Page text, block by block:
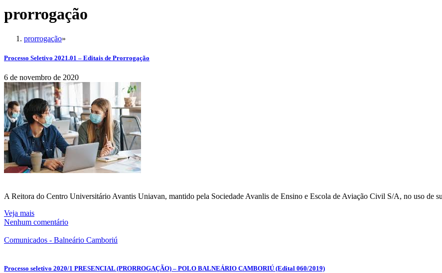
prorrogação
prorrogação»
Processo Seletivo 2021.01 – Editais de Prorrogação
6 de novembro de 2020
A Reitora do Centro Universitário Avantis Uniavan, mantido pela Sociedade Avanlis de Ensino e Escola de Aviação Civil S/A, no uso de
Veja mais
Nenhum comentário
Comunicados - Balneário Camboriú
Processo seletivo 2020/1 PRESENCIAL (PRORROGAÇÃO) – POLO BALNEÁRIO CAMBORIÚ (Edital 060/2019)